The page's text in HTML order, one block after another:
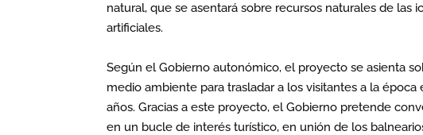
natural, que se asentará sobre recursos naturales de las
artificiales.
Según el Gobierno autonómico, el proyecto se asienta
medio ambiente para trasladar a los visitantes a la
años. Gracias a este proyecto, el Gobierno pretende
en un bucle de interés turístico, en unión de los